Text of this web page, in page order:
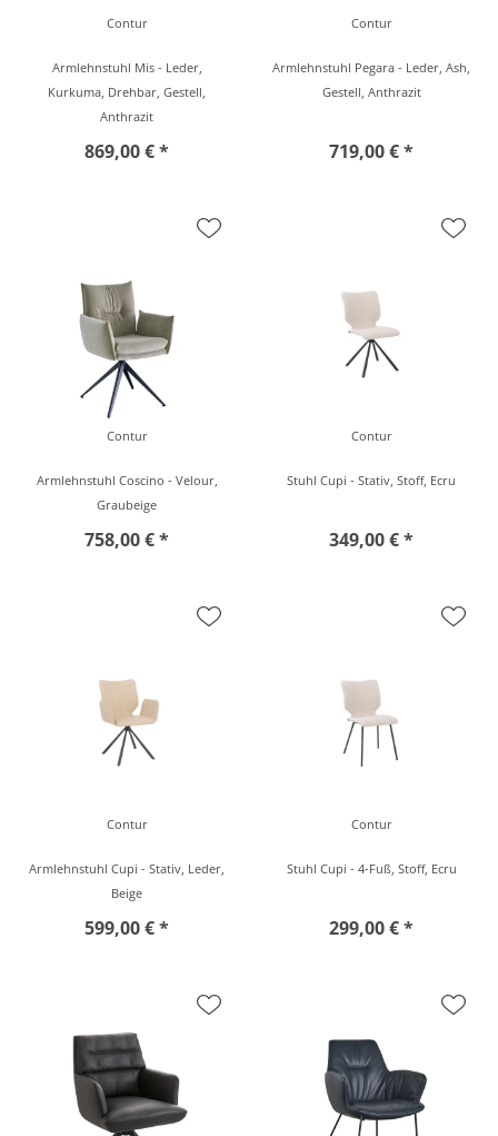
Contur
Armlehnstuhl Mis - Leder,
Kurkuma, Drehbar, Gestell,
Anthrazit
869,00 € *
Contur
Armlehnstuhl Pegara - Leder, Ash,
Gestell, Anthrazit
719,00 € *
Contur
Armlehnstuhl Coscino - Velour,
Graubeige
758,00 € *
Contur
Stuhl Cupi - Stativ, Stoff, Ecru
349,00 € *
Contur
Armlehnstuhl Cupi - Stativ, Leder,
Beige
599,00 € *
Contur
Stuhl Cupi - 4-Fuß, Stoff, Ecru
299,00 € *